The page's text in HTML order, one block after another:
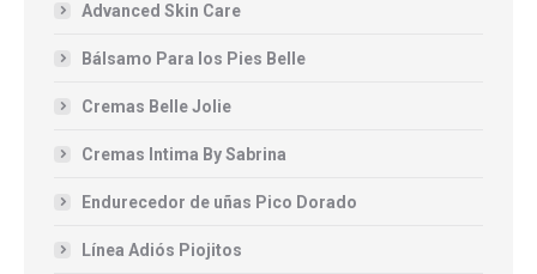
Advanced Skin Care
Bálsamo Para los Pies Belle
Cremas Belle Jolie
Cremas Intima By Sabrina
Endurecedor de uñas Pico Dorado
Línea Adiós Piojitos